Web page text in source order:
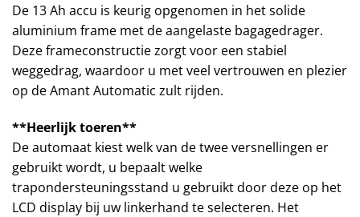
De 13 Ah accu is keurig opgenomen in het solide
aluminium frame met de aangelaste bagagedrager.
Deze frameconstructie zorgt voor een stabiel
weggedrag, waardoor u met veel vertrouwen en plezier
op de Amant Automatic zult rijden.
**Heerlijk toeren**
De automaat kiest welk van de twee versnellingen er
gebruikt wordt, u bepaalt welke
trapondersteuningsstand u gebruikt door deze op het
LCD display bij uw linkerhand te selecteren. Het